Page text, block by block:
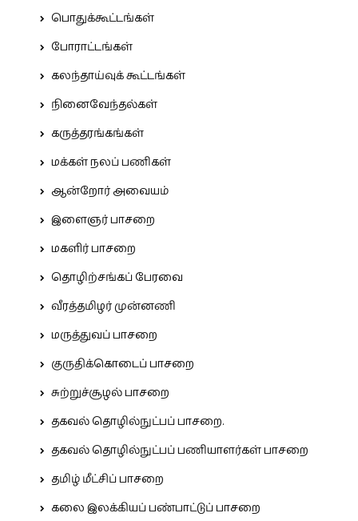
பொதுக்கூட்டங்கள்
போராட்டங்கள்
கலந்தாய்வுக் கூட்டங்கள்
நினைவேந்தல்கள்
கருத்தரங்கங்கள்
மக்கள் நலப் பணிகள்
ஆன்றோர் அவையம்
இளைஞர் பாசறை
மகளிர் பாசறை
தொழிற்சங்கப் பேரவை
வீரத்தமிழர் முன்னணி
மருத்துவப் பாசறை
குருதிக்கொடைப் பாசறை
சுற்றுச்சூழல் பாசறை
தகவல் தொழில்நுட்பப் பாசறை.
தகவல் தொழில்நுட்பப் பணியாளர்கள் பாசறை
தமிழ் மீட்சிப் பாசறை
கலை இலக்கியப் பண்பாட்டுப் பாசறை